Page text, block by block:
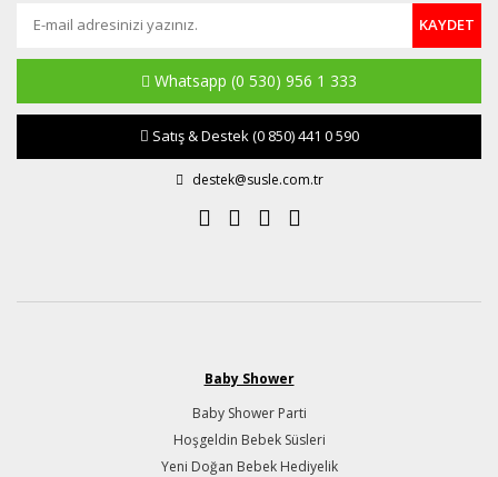
KAYDET
Whatsapp (0 530) 956 1 333
Satış & Destek(0 850) 441 0 590
destek@susle.com.tr
Baby Shower
Baby Shower Parti
Hoşgeldin Bebek Süsleri
Yeni Doğan Bebek Hediyelik